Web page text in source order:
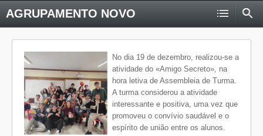
AGRUPAMENTO NOVO
No dia 19 de dezembro, realizou-se a
atividade do «Amigo Secreto», na
hora letiva de Assembleia de Turma.
A turma considerou a atividade
interessante e positiva, uma vez que
promoveu o convívio saudável e o
espírito de união entre os alunos.